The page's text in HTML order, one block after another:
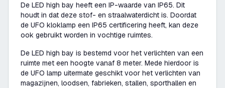
De LED high bay heeft een IP-waarde van IP65. Dit
houdt in dat deze stof- en straalwaterdicht is. Doordat
de UFO kloklamp een IP65 certificering heeft, kan deze
ook gebruikt worden in vochtige ruimtes.
De LED high bay is bestemd voor het verlichten van een
ruimte met een hoogte vanaf 8 meter. Mede hierdoor is
de UFO lamp uitermate geschikt voor het verlichten van
magazijnen, loodsen, fabrieken, stallen, sporthallen en